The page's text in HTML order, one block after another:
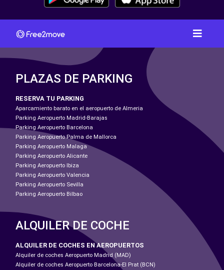
PLAZAS DE PARKING
RESERVA TU PARKING
Aparcamiento barato en el aeropuerto de Almeria
Parking Aeropuerto Madrid-Barajas
Parking Aeropuerto Barcelona
Parking Aeropuerto Palma de Mallorca
Parking Aeropuerto Malaga
Parking Aeropuerto Alicante
Parking Aeropuerto Ibiza
Parking Aeropuerto Valencia
Parking Aeropuerto Sevilla
Parking Aeropuerto Bilbao
ALQUILER DE COCHE
ALQUILER DE COCHES EN AEROPUERTOS
Alquiler de coches Aeropuerto Madrid (MAD)
Alquiler de coches Aeropuerto Barcelona-El Prat (BCN)